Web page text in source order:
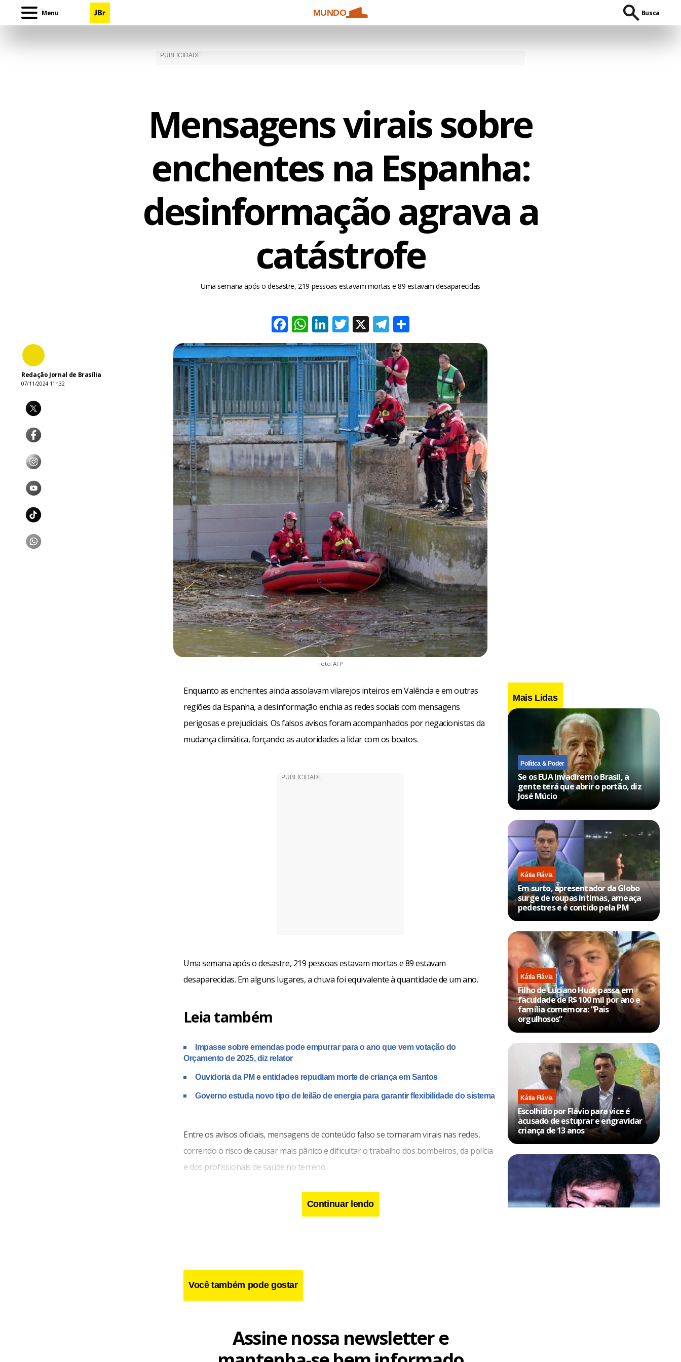
Menu MUNDO Busca
Mensagens virais sobre
enchentes na Espanha:
desinformação agrava a
catástrofe
Uma semana após o desastre, 219 pessoas estavam mortas e 89 estavam desaparecidas
Facebook
WhatsApp
LinkedIn
Twitter
X Telegram
Redação Jornal de Brasília
07/11/2024 11h32
Foto: AFP
Enquanto as enchentes ainda assolavam vilarejos inteiros em Valência e em outras
regiões da Espanha, a desinformação enchia as redes sociais com mensagens
perigosas e prejudiciais. Os falsos avisos foram acompanhados por negacionistas da
mudança climática, forçando as autoridades a lidar com os boatos.
Uma semana após o desastre, 219 pessoas estavam mortas e 89 estavam
desaparecidas. Em alguns lugares, a chuva foi equivalente à quantidade de um ano.
Leia também
Impasse sobre emendas pode empurrar para o ano que vem votação do
Orçamento de 2025, diz relator
Ouvidoria da PM e entidades repudiam morte de criança em Santos
Governo estuda novo tipo de leilão de energia para garantir flexibilidade do sistema
Entre os avisos oficiais, mensagens de conteúdo falso se tornaram virais nas redes,
correndo o risco de causar mais pânico e dificultar o trabalho dos bombeiros, da polícia
e dos profissionais de saúde no terreno.
Continuar lendo
Você também pode gostar
Mais Lidas
Política & Poder
Se os EUA invadirem o Brasil, a
gente terá que abrir o portão, diz
José Múcio
Kátia Flávia
Em surto, apresentador da Globo
surge de roupas íntimas, ameaça
pedestres e é contido pela PM
Kátia Flávia
Filho de Luciano Huck passa em
faculdade de R$ 100 mil por ano e
família comemora: “Pais
orgulhosos”
Kátia Flávia
Escolhido por Flávio para vice é
acusado de estuprar e engravidar
criança de 13 anos
Assine nossa newsletter e